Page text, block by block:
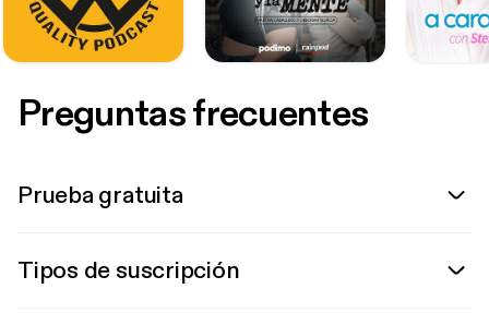
Preguntas frecuentes
Prueba gratuita
Tipos de suscripción